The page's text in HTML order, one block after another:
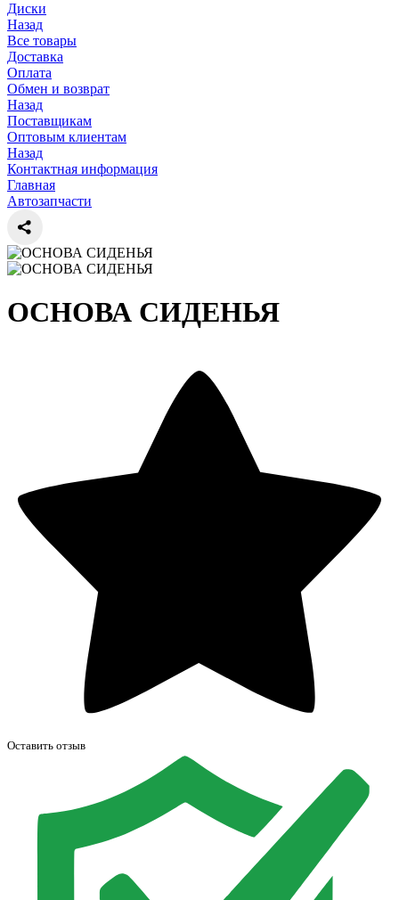
Диски
Назад
Все товары
Доставка
Оплата
Обмен и возврат
Назад
Поставщикам
Оптовым клиентам
Назад
Контактная информация
Главная
Автозапчасти
ОСНОВА СИДЕНЬЯ
Оставить отзыв